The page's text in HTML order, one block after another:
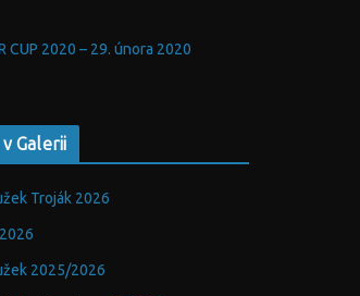
CUP 2020 – 29. února 2020
Galerii
Troják 2026
2025/2026